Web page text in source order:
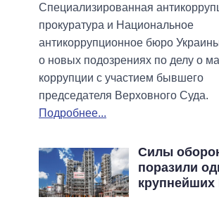
Специализированная
прокуратура и Национальное
антикоррупционное бюро
о новых подозрениях по делу о
коррупции с участием бывшего
председателя Верховного Суда.
Подробнее...
Силы
поразили